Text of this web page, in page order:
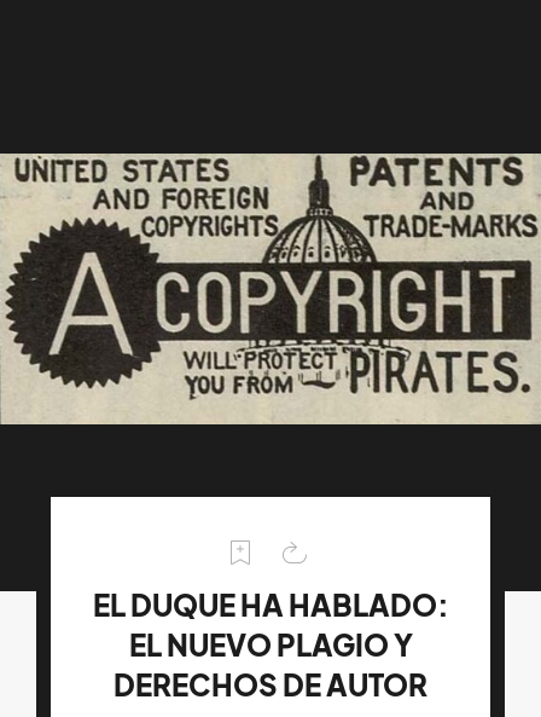
EL DUQUE HA HABLADO:
EL NUEVO PLAGIO Y
DERECHOS DE AUTOR